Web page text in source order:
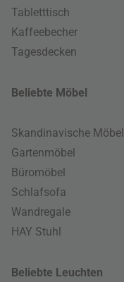
Tabletttisch
Kaffeebecher
Tagesdecken
Beliebte Möbel
Skandinavische Möbel
Gartenmöbel
Büromöbel
Schlafsofa
Wandregale
HAY Stuhl
Beliebte Leuchten